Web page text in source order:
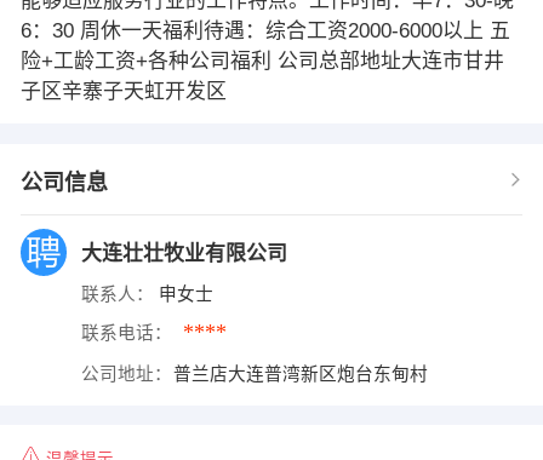
6：30 周休一天福利待遇：综合工资2000-6000以上 五
险+工龄工资+各种公司福利 公司总部地址大连市甘井
子区辛寨子天虹开发区
公司信息
大连壮壮牧业有限公司
联系人： 申女士
联系电话： ****
公司地址： 普兰店大连普湾新区炮台东甸村